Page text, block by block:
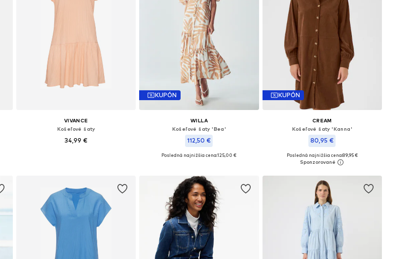
VIVANCE
Košeľové šaty
34,99 €
KUPÓN
WILLA
Košeľové šaty 'Bea'
112,50 €
Dostupné veľkosti: 34, 36, 40, 46
Posledná najnižšia cena:125,00 €
KUPÓN
CREAM
Košeľové šaty 'Kanna'
80,95 €
Dostupné veľkosti: 34, 36, 38, 42, 46
Posledná najnižšia cena:89,95 €